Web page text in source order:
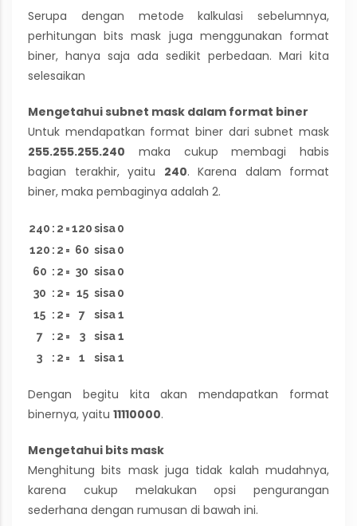
Serupa dengan metode kalkulasi sebelumnya,
perhitungan bits mask juga menggunakan format
biner, hanya saja ada sedikit perbedaan. Mari kita
selesaikan
Mengetahui subnet mask dalam format biner
Untuk mendapatkan format biner dari subnet mask
255.255.255.240 maka cukup membagi habis
bagian terakhir, yaitu 240. Karena dalam format
biner, maka pembaginya adalah 2.
240 : 2 =120sisa0
120 : 2 = 60 sisa0
60 : 2 = 30 sisa0
30 : 2 = 15 sisa0
15 : 2 = 7 sisa1
7
: 2 = 3 sisa1
3
: 2 = 1 sisa1
Dengan begitu kita akan mendapatkan format
binernya, yaitu 11110000.
Mengetahui bits mask
Menghitung bits mask juga tidak kalah mudahnya,
karena cukup melakukan opsi pengurangan
sederhana dengan rumusan di bawah ini.